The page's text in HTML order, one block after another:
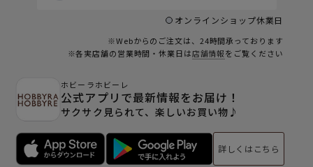
オンラインショップ休業日
※Webからのご注文は、24時間承っております
※各実店舗の営業時間・休業日は店舗情報をご覧ください
ホビーラホビーレ
公式アプリで最新情報をお届け！
サクサク見られて、楽しいお買い物♪
詳しくはこちら